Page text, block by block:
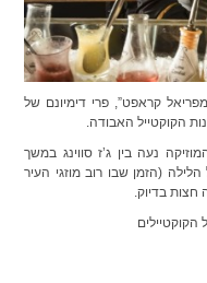
קראפט”, פרי דימיונם של
הקוקטייל האבודה.
נעה בין ג’ז סווינג במשך
(הזמן שבו רוב מוזגי העיר
בדיוק.